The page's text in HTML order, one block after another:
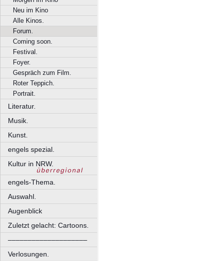
Neu im Kino
Alle Kinos.
Forum.
Coming soon.
Festival.
Foyer.
Gespräch zum Film.
Roter Teppich.
Portrait.
Literatur.
Musik.
Kunst.
engels spezial.
Kultur in NRW.
engels-Thema.
Auswahl.
Augenblick
Zuletzt gelacht: Cartoons.
––––––––––––––––––––
Verlosungen.